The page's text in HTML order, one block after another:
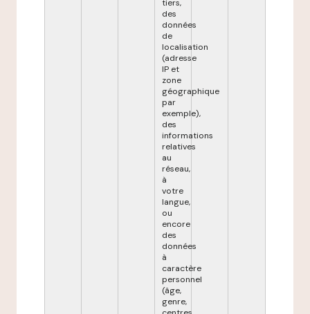
tiers,
des
données
de
localisation
(adresse
IP et
zone
géographique
par
exemple),
des
informations
relatives
au
réseau,
à
votre
langue,
ou
encore
des
données
à
caractère
personnel
(âge,
genre,